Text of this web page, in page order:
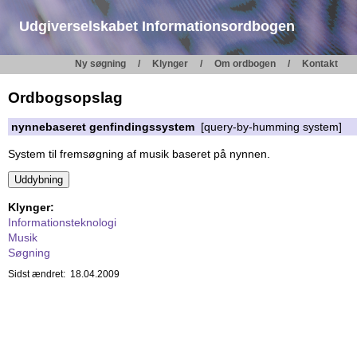
Udgiverselskabet Informationsordbogen
Ny søgning Klynger Om ordbogen Kontakt
Ordbogsopslag
nynnebaseret genfindingssystem [query-by-humming system]
System til fremsøgning af musik baseret på nynnen.
Klynger:
Informationsteknologi
Musik
Søgning
Sidst ændret: 18.04.2009